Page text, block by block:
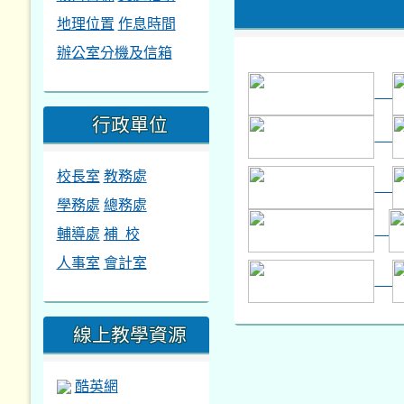
地理位置 作息時間
辦公室分機及信箱
行政單位
校長室 教務處
學務處 總務處
輔導處 補 校
人事室 會計室
線上教學資源
酷英網